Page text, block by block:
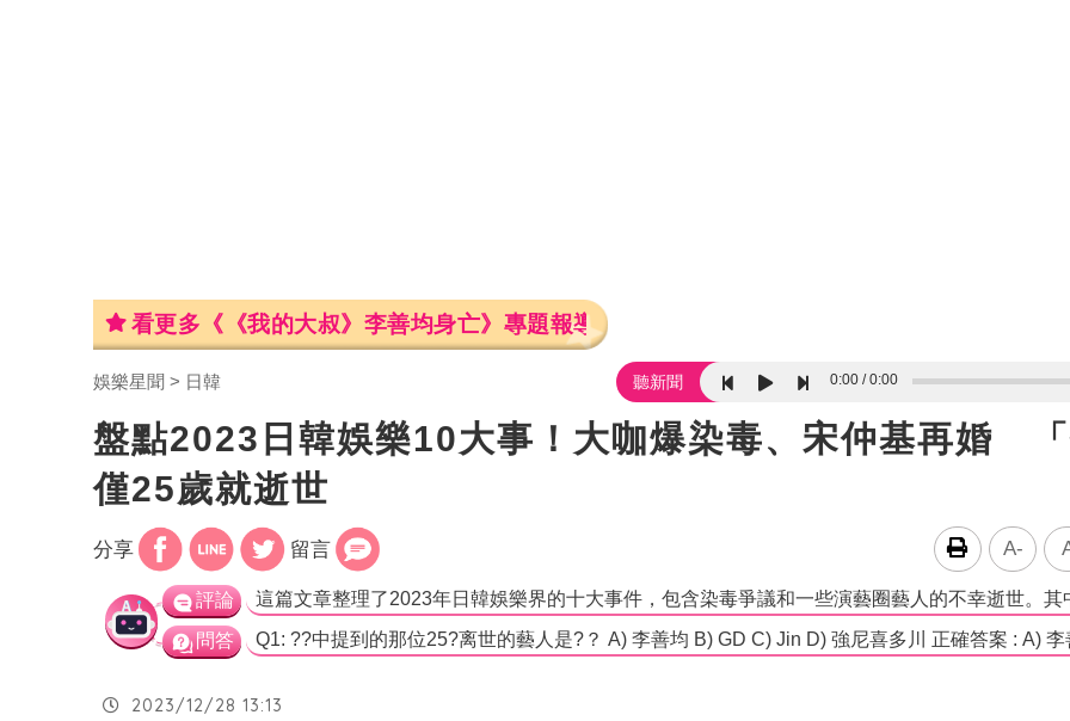
看更多《《我的大叔》李善均身亡》專題報導
娛樂星聞 日韓 聽新聞 0:00 0:00
盤點2023日韓娛樂10大事！大咖爆染毒、宋仲基再婚 「
僅25歲就逝世
分享 留言 A-
評論
問答
2023/12/28 13:13